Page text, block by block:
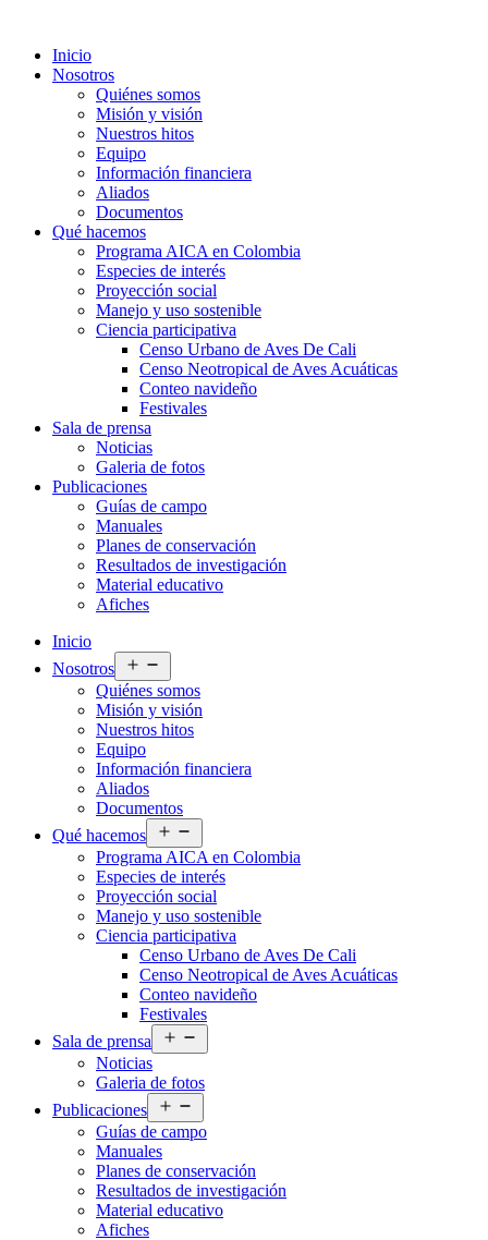
Inicio
Nosotros
Quiénes somos
Misión y visión
Nuestros hitos
Equipo
Información financiera
Aliados
Documentos
Qué hacemos
Programa AICA en Colombia
Especies de interés
Proyección social
Manejo y uso sostenible
Ciencia participativa
Censo Urbano de Aves De Cali
Censo Neotropical de Aves Acuáticas
Conteo navideño
Festivales
Sala de prensa
Noticias
Galeria de fotos
Publicaciones
Guías de campo
Manuales
Planes de conservación
Resultados de investigación
Material educativo
Afiches
Inicio
Nosotros
el
menú
Quiénes somos
Misión y visión
Nuestros hitos
Equipo
Información financiera
Aliados
Documentos
Qué hacemos
el
menú
Programa AICA en Colombia
Especies de interés
Proyección social
Manejo y uso sostenible
Ciencia participativa
Censo Urbano de Aves De Cali
Censo Neotropical de Aves Acuáticas
Conteo navideño
Festivales
Sala de prensa
el
Noticias
Galeria de fotos
Publicaciones
el
menú
Guías de campo
Manuales
Planes de conservación
Resultados de investigación
Material educativo
Afiches